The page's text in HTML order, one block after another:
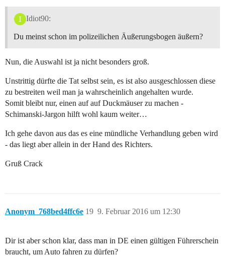
Idiot90:
Du meinst schon im polizeilichen Äußerungsbogen äußern?
Nun, die Auswahl ist ja nicht besonders groß.
Unstrittig dürfte die Tat selbst sein, es ist also ausgeschlossen diese
zu bestreiten weil man ja wahrscheinlich angehalten wurde.
Somit bleibt nur, einen auf auf Duckmäuser zu machen -
Schimanski-Jargon hilft wohl kaum weiter…
Ich gehe davon aus das es eine mündliche Verhandlung geben wird
- das liegt aber allein in der Hand des Richters.
Gruß Crack
Anonym_768bed4ffc6e 9. Februar 2016 um 12:30
19
Dir ist aber schon klar, dass man in DE einen gültigen Führerschein
braucht, um Auto fahren zu dürfen?